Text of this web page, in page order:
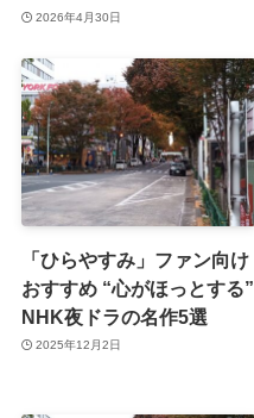
2026年4月30日
「ひらやすみ」ファン向け
おすすめ “心がほっとする”
NHK夜ドラの名作5選
2025年12月2日